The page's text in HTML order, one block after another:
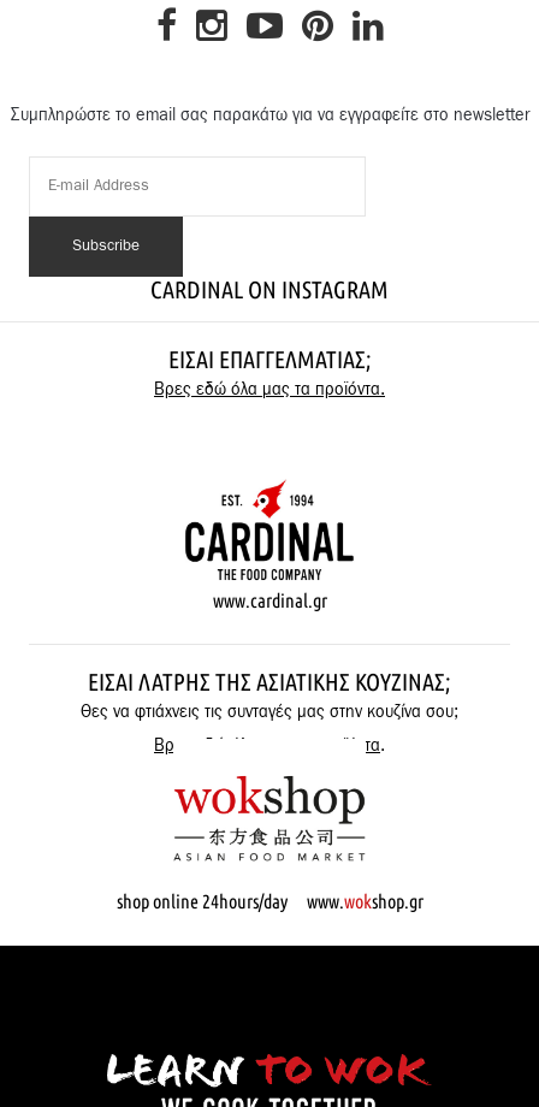
Συμπληρώστε το email σας παρακάτω για να εγγραφείτε στο newsletter
CARDINAL ON INSTAGRAM
ΕΊΣΑΙ ΕΠΑΓΓΕΛΜΑΤΊΑΣ;
Βρες εδώ όλα μας τα προϊόντα.
www.cardinal.gr
ΕΊΣΑΙ ΛΆΤΡΗΣ ΤΗΣ ΑΣΙΑΤΙΚΉΣ ΚΟΥΖΊΝΑΣ;
Θες να φτιάχνεις τις συνταγές μας στην κουζίνα σου;
Βρες εδώ όλα μας τα προϊόντα.
shop online 24hours/day www.wokshop.gr